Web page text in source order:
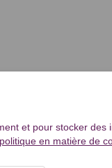
et pour stocker
politique en matière de